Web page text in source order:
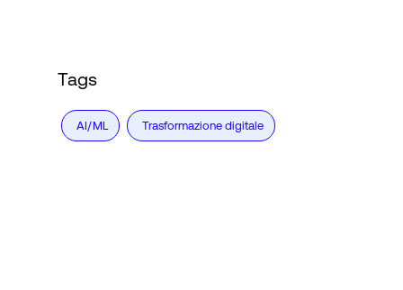
Tags
AI/ML Trasformazione digitale